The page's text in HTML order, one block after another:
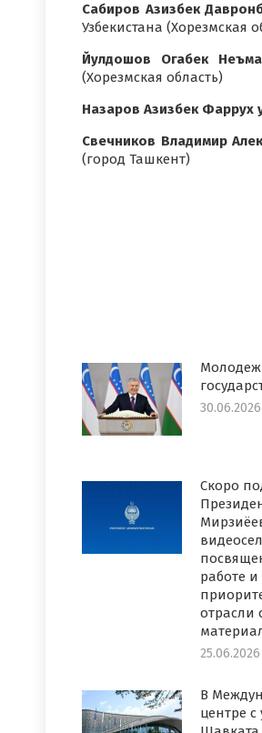
Сабиров Азизбек
Узбекистана (Хорезмская
Йулдошов Огабек
(Хорезмская область)
Назаров Азизбек Фаррух
Свечников Владимир
(город Ташкент)
30.06.2026
Скоро
работе
отрасли
25.06.2026
В
центре